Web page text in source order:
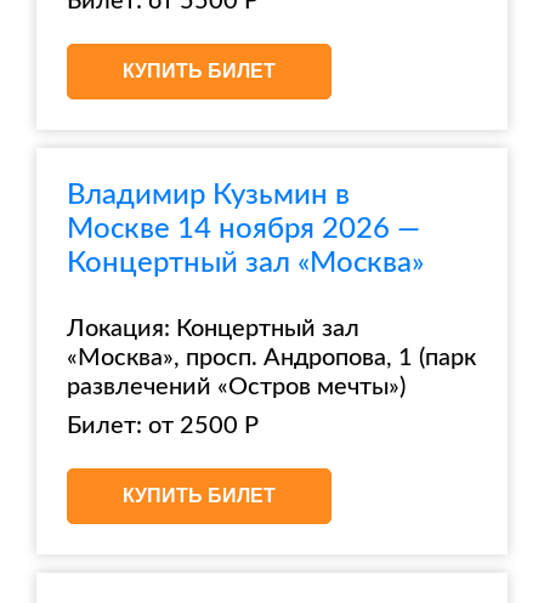
КУПИТЬ БИЛЕТ
Владимир Кузьмин в
Москве 14 ноября 2026 —
Концертный зал «Москва»
Локация: Концертный зал
«Москва», просп. Андропова, 1 (парк
развлечений «Остров мечты»)
Билет: от 2500 Р
КУПИТЬ БИЛЕТ